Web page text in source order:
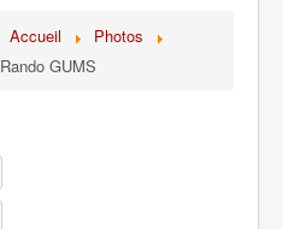
Accueil
Photos
Rando GUMS